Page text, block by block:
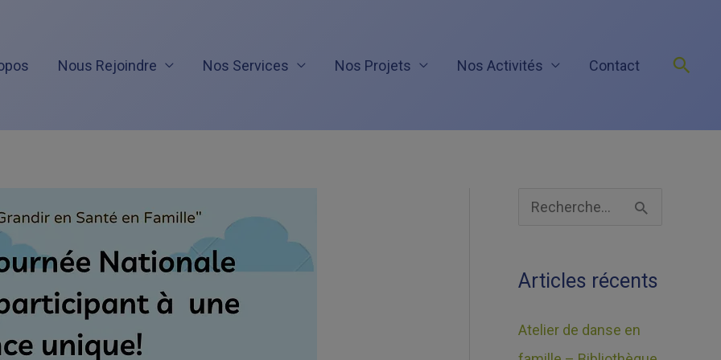
Nous Rejoindre Nos Services Nos Projets Nos Activités Contact
c
e
r
Articles récents
Atelier de danse en
h